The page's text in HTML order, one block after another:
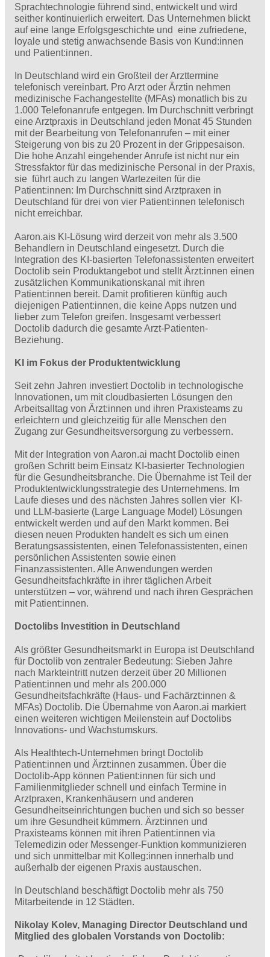
Sprachtechnologie führend sind, entwickelt und wird
seither kontinuierlich erweitert. Das Unternehmen blickt
auf eine lange Erfolgsgeschichte und eine zufriedene,
loyale und stetig anwachsende Basis von Kund:innen
und Patient:innen.
In Deutschland wird ein Großteil der Arzttermine
telefonisch vereinbart. Pro Arzt oder Ärztin nehmen
medizinische Fachangestellte (MFAs) monatlich bis zu
1.000 Telefonanrufe entgegen. Im Durchschnitt verbringt
eine Arztpraxis in Deutschland jeden Monat 45 Stunden
mit der Bearbeitung von Telefonanrufen – mit einer
Steigerung von bis zu 20 Prozent in der Grippesaison.
Die hohe Anzahl eingehender Anrufe ist nicht nur ein
Stressfaktor für das medizinische Personal in der Praxis,
sie führt auch zu langen Wartezeiten für die
Patient:innen: Im Durchschnitt sind Arztpraxen in
Deutschland für drei von vier Patient:innen telefonisch
nicht erreichbar.
Aaron.ais KI-Lösung wird derzeit von mehr als 3.500
Behandlern in Deutschland eingesetzt. Durch die
Integration des KI-basierten Telefonassistenten erweitert
Doctolib sein Produktangebot und stellt Ärzt:innen einen
zusätzlichen Kommunikationskanal mit ihren
Patient:innen bereit. Damit profitieren künftig auch
diejenigen Patient:innen, die keine Apps nutzen und
lieber zum Telefon greifen. Insgesamt verbessert
Doctolib dadurch die gesamte Arzt-Patienten-
Beziehung.
KI im Fokus der Produktentwicklung
Seit zehn Jahren investiert Doctolib in technologische
Innovationen, um mit cloudbasierten Lösungen den
Arbeitsalltag von Ärzt:innen und ihren Praxisteams zu
erleichtern und gleichzeitig für alle Menschen den
Zugang zur Gesundheitsversorgung zu verbessern.
Mit der Integration von Aaron.ai macht Doctolib einen
großen Schritt beim Einsatz KI-basierter Technologien
für die Gesundheitsbranche. Die Übernahme ist Teil der
Produktentwicklungsstrategie des Unternehmens. Im
Laufe dieses und des nächsten Jahres sollen vier KI-
und LLM-basierte (Large Language Model) Lösungen
entwickelt werden und auf den Markt kommen. Bei
diesen neuen Produkten handelt es sich um einen
Beratungsassistenten, einen Telefonassistenten, einen
persönlichen Assistenten sowie einen
Finanzassistenten. Alle Anwendungen werden
Gesundheitsfachkräfte in ihrer täglichen Arbeit
unterstützen – vor, während und nach ihren Gesprächen
mit Patient:innen.
Doctolibs Investition in Deutschland
Als größter Gesundheitsmarkt in Europa ist Deutschland
für Doctolib von zentraler Bedeutung: Sieben Jahre
nach Markteintritt nutzen derzeit über 20 Millionen
Patient:innen und mehr als 200.000
Gesundheitsfachkräfte (Haus- und Fachärzt:innen &
MFAs) Doctolib. Die Übernahme von Aaron.ai markiert
einen weiteren wichtigen Meilenstein auf Doctolibs
Innovations- und Wachstumskurs.
Als Healthtech-Unternehmen bringt Doctolib
Patient:innen und Ärzt:innen zusammen. Über die
Doctolib-App können Patient:innen für sich und
Familienmitglieder schnell und einfach Termine in
Arztpraxen, Krankenhäusern und anderen
Gesundheitseinrichtungen buchen und sich so besser
um ihre Gesundheit kümmern. Ärzt:innen und
Praxisteams können mit ihren Patient:innen via
Telemedizin oder Messenger-Funktion kommunizieren
und sich unmittelbar mit Kolleg:innen innerhalb und
außerhalb der eigenen Praxis austauschen.
In Deutschland beschäftigt Doctolib mehr als 750
Mitarbeitende in 12 Städten.
Nikolay Kolev, Managing Director Deutschland und
Mitglied des globalen Vorstands von Doctolib: